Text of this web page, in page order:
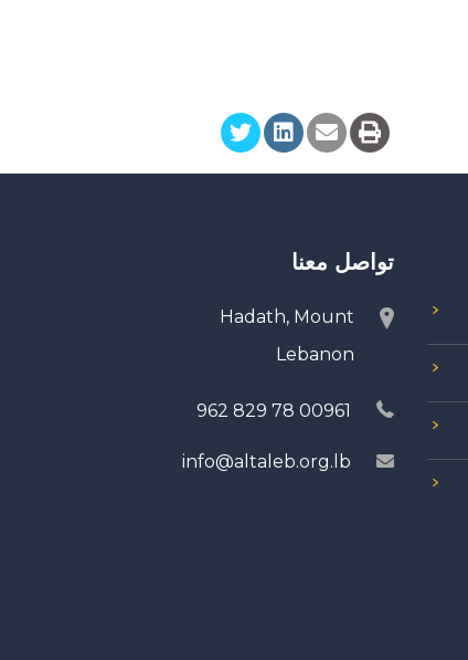
تواصل معنا
Hadath, Mount
Lebanon
00961 78 829 962
info@altaleb.org.lb